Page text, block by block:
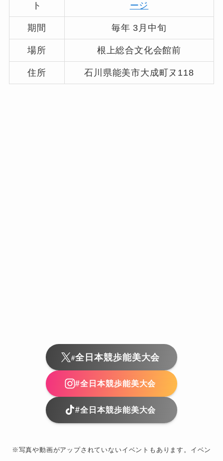
ト
ージ
期間 毎年 3月中旬
場所 根上総合文化会館前
住所 石川県能美市大成町ヌ118
#全日本競歩能美大会
#全日本競歩能美大会
#全日本競歩能美大会
※写真や動画がアップされていないイベントもあります。イベン